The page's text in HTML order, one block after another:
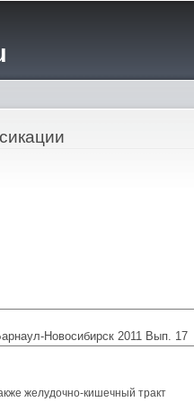
Новосибирск 2011 Вып. 17
желудочно-кишечный тракт